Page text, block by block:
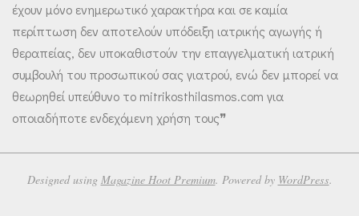
έχουν μόνο ενημερωτικό χαρακτήρα και σε καμία
περίπτωση δεν αποτελούν υπόδειξη ιατρικής αγωγής ή
θεραπείας, δεν υποκαθιστούν την επαγγελματική ιατρική
συμβουλή του προσωπικού σας γιατρού, ενώ δεν μπορεί να
θεωρηθεί υπεύθυνο το mitrikosthilasmos.com για
οποιαδήποτε ενδεχόμενη χρήση τους❞
Designed using Magazine Hoot Premium. Powered by WordPress.